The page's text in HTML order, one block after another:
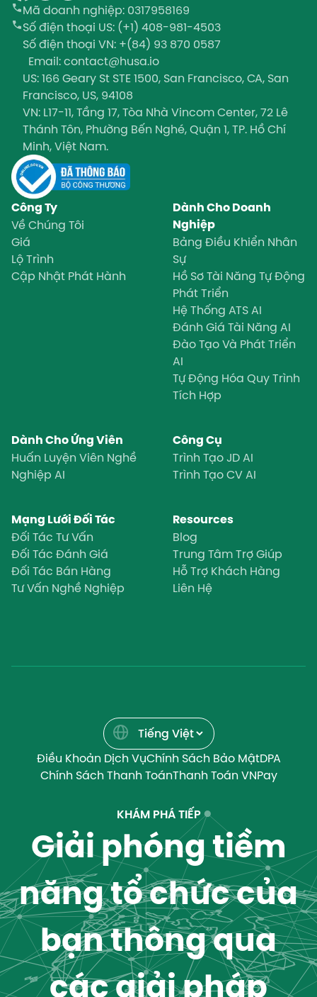
Mã doanh nghiệp: 0317958169
Số điện thoại US: (+1) 408-981-4503
Số điện thoại VN: +(84) 93 870 0587
Email: contact@husa.io
US: 166 Geary St STE 1500, San Francisco, CA, San
Francisco, US, 94108
VN: L17-11, Tầng 17, Tòa Nhà Vincom Center, 72 Lê
Thánh Tôn, Phường Bến Nghé, Quận 1, TP. Hồ Chí
Minh, Việt Nam.
Công Ty
Về Chúng Tôi
Giá
Lộ Trình
Cập Nhật Phát Hành
Dành Cho Doanh
Nghiệp
Bảng Điều Khiển Nhân
Sự
Hồ Sơ Tài Năng Tự Động
Phát Triển
Hệ Thống ATS AI
Đánh Giá Tài Năng AI
Đào Tạo Và Phát Triển
AI
Tự Động Hóa Quy Trình
Tích Hợp
Dành Cho Ứng Viên
Huấn Luyện Viên Nghề
Nghiệp AI
Công Cụ
Trình Tạo JD AI
Trình Tạo CV AI
Mạng Lưới Đối Tác
Đối Tác Tư Vấn
Đối Tác Đánh Giá
Đối Tác Bán Hàng
Tư Vấn Nghề Nghiệp
Resources
Blog
Trung Tâm Trợ Giúp
Hỗ Trợ Khách Hàng
Liên Hệ
Điều Khoản Dịch VụChính Sách Bảo MậtDPA
Chính Sách Thanh ToánThanh Toán VNPay
KHÁM PHÁ TIẾP
Giải phóng tiềm
năng tổ chức của
bạn thông qua
các giải pháp